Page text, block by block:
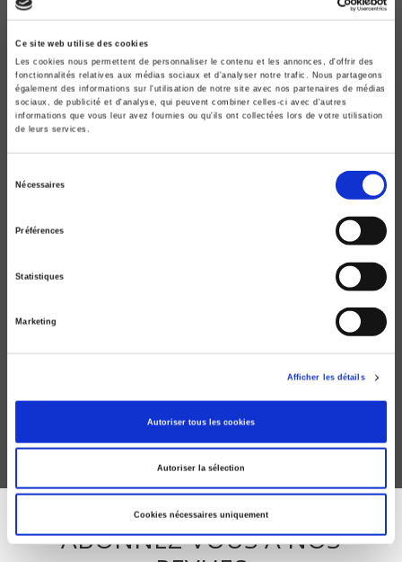
Ce site web utilise des cookies
Les cookies nous permettent de personnaliser le contenu et les annonces, d'offrir des
fonctionnalités relatives aux médias sociaux et d'analyser notre trafic. Nous partageons
également des informations sur l'utilisation de notre site avec nos partenaires de médias
sociaux, de publicité et d'analyse, qui peuvent combiner celles-ci avec d'autres
informations que vous leur avez fournies ou qu'ils ont collectées lors de votre utilisation
de leurs services.
Nécessaires
Préférences
Statistiques
Marketing
Afficher les détails
Autoriser tous les cookies
Autoriser la sélection
Cookies nécessaires uniquement
Penser l'Anthropocène
Philippe Descola
Catherine Larrère
ABONNEZ-VOUS À NOS